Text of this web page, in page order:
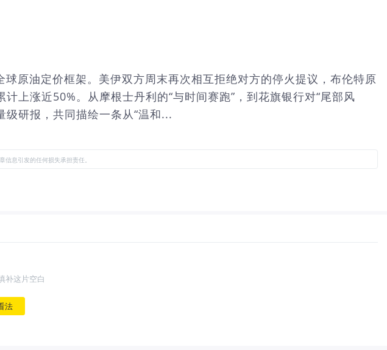
原油定价框架。美伊双方周末再次相互拒绝对方的停火提议，布伦特原
上涨近50%。从摩根士丹利的“与时间赛跑”，到花旗银行对“尾部风
级研报，共同描绘一条从“温和...
息引发的任何损失承担责任。
补这片空白
法